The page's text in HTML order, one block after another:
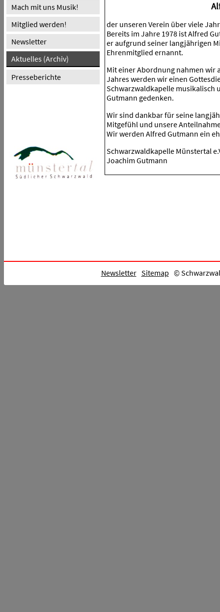
Mach mit uns Musik!
Mitglied werden!
Newsletter
Aktuelles (Archiv)
Presseberichte
der unseren Verein über viele
Bereits im Jahre 1978 ist Alfred
er aufgrund seiner langjährigen
Ehrenmitglied ernannt.
Mit einer Abordnung nahmen wir
Jahres werden wir einen
Schwarzwaldkapelle musikalisch
Gutmann gedenken.
Wir sind dankbar für seine
Mitgefühl und unsere
Wir werden Alfred Gutmann ein
Schwarzwaldkapelle Münstertal
Joachim Gutmann
Newsletter Sitemap ©